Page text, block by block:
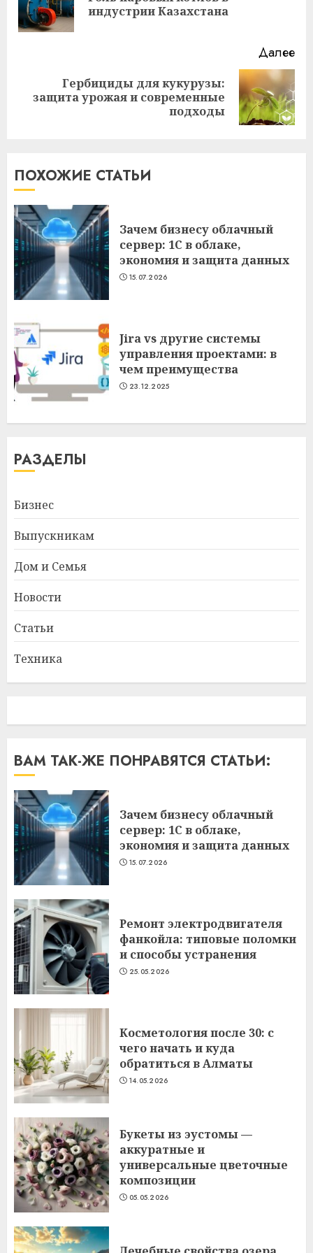
индустрии Казахстана
Далее
Следующая
Гербициды для кукурузы:
защита урожая и современные
подходы
ПОХОЖИЕ СТАТЬИ
Зачем бизнесу облачный
сервер: 1С в облаке,
экономия и защита данных
15.07.2026
Jira vs другие системы
управления проектами: в
чем преимущества
23.12.2025
РАЗДЕЛЫ
Бизнес
Выпускникам
Дом и Семья
Новости
Статьи
Техника
ВАМ ТАК-ЖЕ ПОНРАВЯТСЯ СТАТЬИ:
Зачем бизнесу облачный
сервер: 1С в облаке,
экономия и защита данных
15.07.2026
Ремонт электродвигателя
фанкойла: типовые поломки
и способы устранения
25.05.2026
Косметология после 30: с
чего начать и куда
обратиться в Алматы
14.05.2026
Букеты из эустомы —
аккуратные и
универсальные цветочные
композиции
05.05.2026